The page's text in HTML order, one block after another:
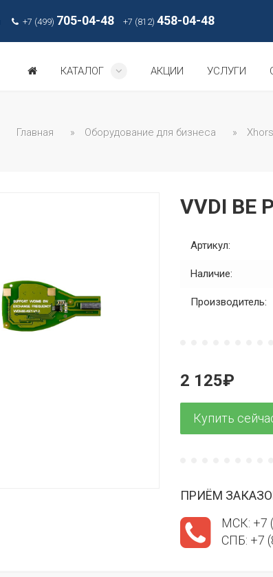
+7 (499) 705-04-48 +7 (812) 458-04-48
КАТАЛОГ АКЦИИ УСЛУГИ
Главная » Оборудование для бизнеса »
VVDI BE
Артикул:
Наличие:
Производитель:
2 125₽
ПРИЁМ
МСК: +7
СПБ: +7